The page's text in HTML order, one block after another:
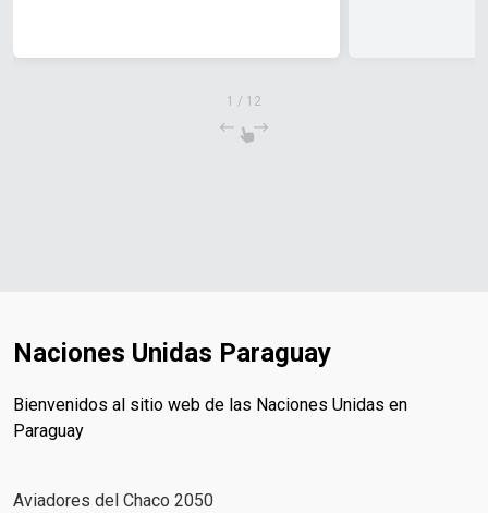
1 / 12
Naciones Unidas Paraguay
Bienvenidos al sitio web de las Naciones Unidas en
Paraguay
Aviadores del Chaco 2050